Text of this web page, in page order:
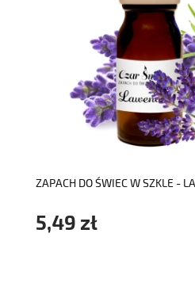
ZAPACH DO ŚWIEC W SZKLE -
5,49 zł
do